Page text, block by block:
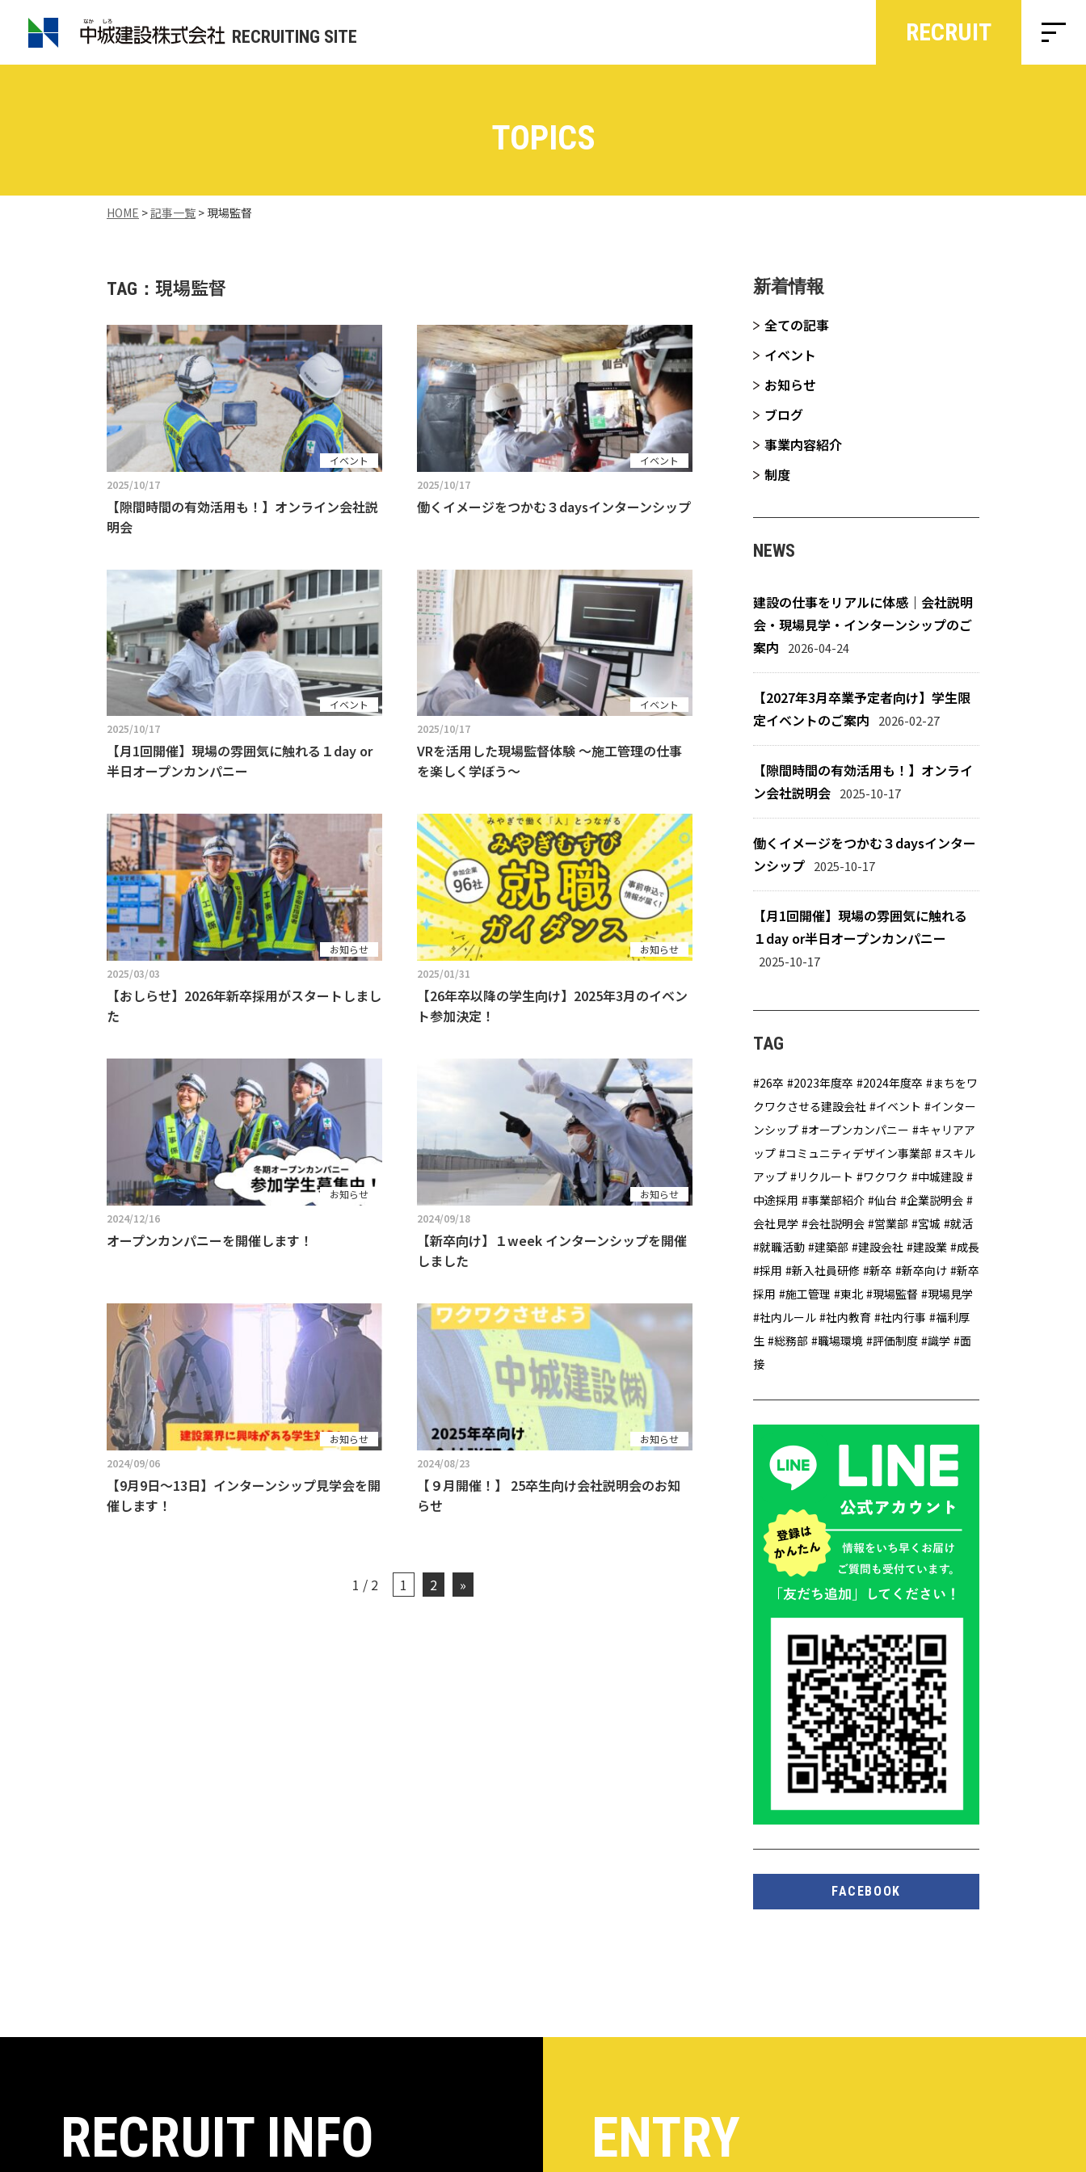
RECRUITING SITE RECRUIT
TOPICS
HOME >記事一覧 > 現場監督
TAG： 現場監督
イベント
2025/10/17
【隙間時間の有効活用も！】オンライン会社説
明会
イベント
2025/10/17
働くイメージをつかむ３daysインターンシップ
イベント
2025/10/17
【月1回開催】現場の雰囲気に触れる１day or
半日オープンカンパニー
イベント
2025/10/17
VRを活用した現場監督体験 〜施工管理の仕事
を楽しく学ぼう〜
お知らせ
2025/03/03
【おしらせ】2026年新卒採用がスタートしまし
た
お知らせ
2025/01/31
【26年卒以降の学生向け】2025年3月のイベン
ト参加決定！
お知らせ
2024/12/16
オープンカンパニーを開催します！
お知らせ
2024/09/18
【新卒向け】１week インターンシップを開催
しました
お知らせ
2024/09/06
【9月9日～13日】インターンシップ見学会を開
催します！
お知らせ
2024/08/23
【９月開催！】 25卒生向け会社説明会のお知
らせ
1 / 2 1 2 »
新着情報
全ての記事
イベント
お知らせ
ブログ
事業内容紹介
制度
NEWS
建設の仕事をリアルに体感｜会社説明
会・現場見学・インターンシップのご
案内
2026-04-24
【2027年3月卒業予定者向け】学生限
定イベントのご案内
2026-02-27
【隙間時間の有効活用も！】オンライ
ン会社説明会 2025-10-17
働くイメージをつかむ３daysインター
ンシップ 2025-10-17
【月1回開催】現場の雰囲気に触れる
１day or半日オープンカンパニー
2025-10-17
TAG
26卒 2023年度卒 2024年度卒
まちをワ
クワクさせる建設会社
イベント
インター
ンシップ
オープンカンパニー
キャリアア
ップ
コミュニティデザイン事業部
スキル
アップ
リクルート ワクワク
中城建設
中途採用
事業部紹介 仙台 企業説明会
会社見学
会社説明会 営業部 宮城
就活
就職活動 建築部 建設会社 建設業 成長
採用
新入社員研修 新卒 新卒向け 新卒
採用
施工管理 東北 現場監督
現場見学
社内ルール 社内教育 社内行事
福利厚
生 総務部 職場環境 評価制度 識学
面
接
FACEBOOK
RECRUIT INFO ENTRY